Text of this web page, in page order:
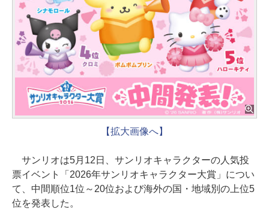
【拡大画像へ】
サンリオは5月12日、サンリオキャラクターの人気投
票イベント「2026年サンリオキャラクター大賞」につい
て、中間順位1位～20位および海外の国・地域別の上位5
位を発表した。